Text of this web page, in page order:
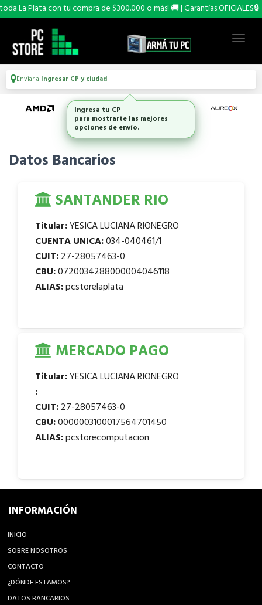
La Plata con tu compra de $300.000 o más! 🚚 | Garantías OFICIALES🔒
Enviar a Ingresar CP y ciudad
Datos Bancarios
SANTANDER RIO
Titular:YESICA LUCIANA RIONEGRO
CUENTA UNICA:034-040461/1
CUIT:27-28057463-0
CBU:0720034288000004046118
ALIAS:pcstorelaplata
MERCADO PAGO
Titular:YESICA LUCIANA RIONEGRO
:
CUIT:27-28057463-0
CBU:0000003100017564701450
ALIAS:pcstorecomputacion
INFORMACIÓN
INICIO
SOBRE NOSOTROS
CONTACTO
¿DÓNDE ESTAMOS?
DATOS BANCARIOS
Ingresa tu CP
para mostrarte las mejores
opciones de envío.